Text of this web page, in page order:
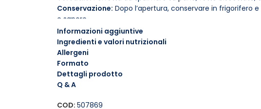
Conservazione: Dopo l’apertura, conservare in frigorifero
e sapore.
Adatta a diverse diete:Senza zucchero, è adatta anche
diabete.
Prova laZuegg Confettura Senza Zucchero Arancia
gusto. Ottima anche come farcitura per torte e crostate,
un’alternativa sana e gustosa.
Informazioni aggiuntive
Ingredienti e valori nutrizionali
Allergeni
Formato
Dettagli prodotto
Q & A
COD:507869